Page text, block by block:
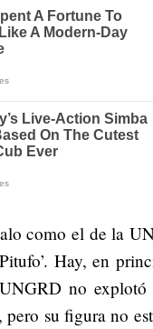
como el de la
Hay, en
no explotó
su figura no